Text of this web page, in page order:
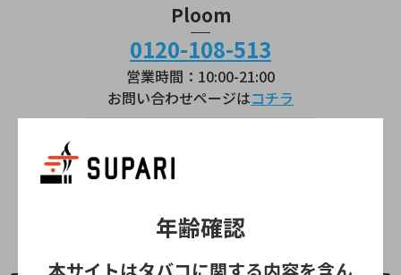
Ploom
0120-108-513
営業時間：10:00-21:00
お問い合わせページはコチラ
0120-111-041
お問い合わせページは
年齢確認
本サイトはタバコに関する内容を含ん